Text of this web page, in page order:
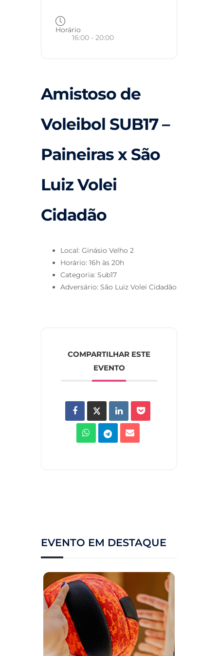
Horário
16:00 - 20:00
Amistoso de
Voleibol SUB17 –
Paineiras x São
Luiz Volei
Cidadão
Local: Ginásio Velho 2
Horário: 16h às 20h
Categoria: Sub17
Adversário: São Luiz Volei Cidadão
COMPARTILHAR ESTE
EVENTO
EVENTO EM DESTAQUE